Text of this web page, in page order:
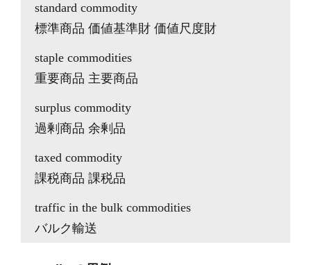
standard commodity
標準商品 価値基準財 価値尺度財
staple commodities
重要商品 主要商品
surplus commodity
過剰商品 余剰品
taxed commodity
課税商品 課税品
traffic in the bulk commodities
バルク輸送